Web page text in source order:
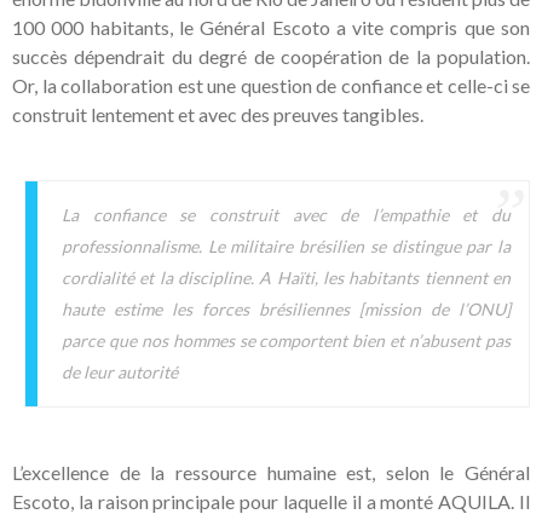
100 000 habitants, le Général Escoto a vite compris que son
succès dépendrait du degré de coopération de la population.
Or, la collaboration est une question de confiance et celle-ci se
construit lentement et avec des preuves tangibles.
La confiance se construit avec de l’empathie et du
professionnalisme. Le militaire brésilien se distingue par la
cordialité et la discipline. A Haïti, les habitants tiennent en
haute estime les forces brésiliennes [mission de l’ONU]
parce que nos hommes se comportent bien et n’abusent pas
de leur autorité
L’excellence de la ressource humaine est, selon le Général
Escoto, la raison principale pour laquelle il a monté AQUILA. Il